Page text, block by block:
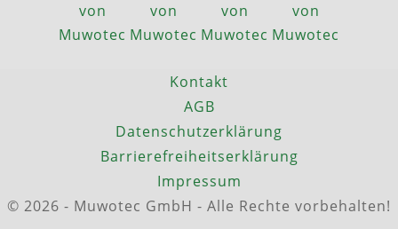
Kontakt
AGB
Datenschutzerklärung
Barrierefreiheitserklärung
Impressum
© 2026 - Muwotec GmbH - Alle Rechte vorbehalten!